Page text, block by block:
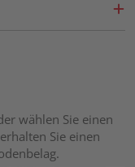
wählen Sie einen
Sie einen